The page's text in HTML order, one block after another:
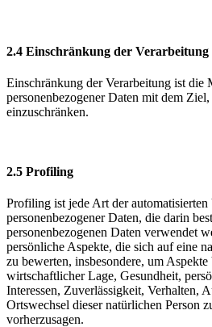
2.4 Einschränkung der Verarbeitung
Einschränkung der Verarbeitung ist die
personenbezogener Daten mit dem
einzuschränken.
2.5 Profiling
Profiling ist jede Art der automatisierten
personenbezogener Daten, die darin
personenbezogenen Daten verwendet
persönliche Aspekte, die sich auf eine
zu bewerten, insbesondere, um
wirtschaftlicher Lage, Gesundheit,
Interessen, Zuverlässigkeit, Verhalten,
Ortswechsel dieser natürlichen Person
vorherzusagen.